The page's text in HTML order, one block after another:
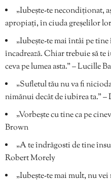
„Iubește-te necondiționat,
apropiați, în ciuda greșelilor
„Iubește-te mai întâi pe
încadrează. Chiar trebuie să te
ceva pe lumea asta.” – Lucille
„Sufletul tău nu va fi
nimănui decât de iubirea ta.” –
„Vorbește cu tine ca pe
Brown
„A te îndrăgosti de tine
Robert Morely
„Iubește-te mai mult, nu